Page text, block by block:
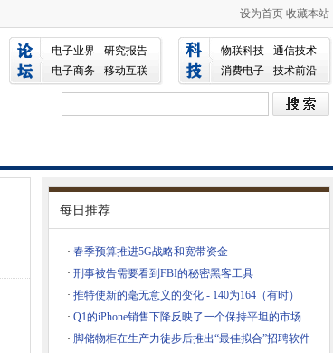
设为首页 收藏本站
电子业界
研究报告
电子商务
移动互联
物联科技
通信技术
消费电子
技术前沿
每日推荐
· 春季预算推进5G战略和宽带资金
· 刑事被告需要看到FBI的秘密黑客工具
· 推特使新的毫无意义的变化 - 140为164（有时）
· Q1的iPhone销售下降反映了一个保持平坦的市场
· 脚储物柜在生产力徒步后推出“最佳拟合”招聘软件